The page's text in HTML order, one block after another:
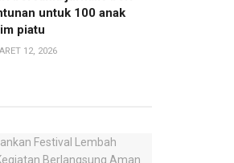
untuk 100 anak
piatu
12, 2026